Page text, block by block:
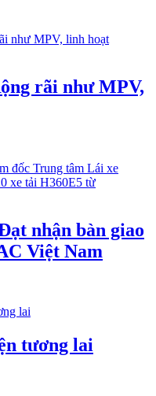
rãi như MPV,
nhận bàn giao
Việt Nam
tương lai